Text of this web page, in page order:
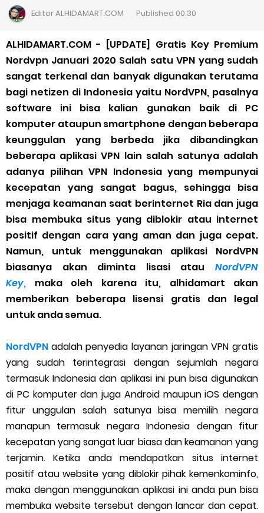
Cara Daftar Goshop agar Cepat Diterima
Apa itu Grab Saap? Layanan Antri Online Terbaru Dari Grab
Cara Jitu Mendapat Voucher Gojek Gratis
Cara Ping DNS Server Gojek Gopartner
Cara Mudah Melihat Nomor Shopeepay Sendiri dan Orang Lain
7 Cara Mudah Top Up Grab untuk Driver
5 Versi Map Paling Gacor Untuk Ojek Online
Penyebab dan Cara Memulihkan Akun Gojek Dibekukan
Cara Menghitung Penghasilan Grab Sesuai dengan Orderan
Cara Menggunakan Paket Telkomsel Mitra Gojek
5 Cara Top Up InDriver dengan Mudah
10 Cara Jitu Autobid Untuk Lala Motor dan Mobil 2023
Batas Saldo Untuk Akun Gopay Biasa dan Upgrade
Cara Mudah Melihat QR dan Barcode Shopeepay
Enroute Drop: Arti dan Penjelasan Resi Gosend
Cara Transfer Gopay ke Shopeepay Tanpa Potongan
Cara Ping Server Shopee Food 2022
EditorALHIDAMART.COM Published 00.30
ALHIDAMART.COM - [UPDATE] Gratis Key Premium
Nordvpn Januari 2020 Salah satu VPN yang sudah
sangat terkenal dan banyak digunakan terutama
bagi netizen di Indonesia yaitu NordVPN, pasalnya
software ini bisa kalian gunakan baik di PC
komputer ataupun smartphone dengan beberapa
keunggulan yang berbeda jika dibandingkan
beberapa aplikasi VPN lain salah satunya adalah
adanya pilihan VPN Indonesia yang mempunyai
kecepatan yang sangat bagus, sehingga bisa
menjaga keamanan saat berinternet Ria dan juga
bisa membuka situs yang diblokir atau internet
positif dengan cara yang aman dan juga cepat.
Namun, untuk menggunakan aplikasi NordVPN
biasanya akan diminta lisasi atau NordVPN
Key, maka oleh karena itu, alhidamart akan
memberikan beberapa lisensi gratis dan legal
untuk anda semua.
NordVPN adalah penyedia layanan jaringan VPN gratis
yang sudah terintegrasi dengan sejumlah negara
termasuk Indonesia dan aplikasi ini pun bisa digunakan
di PC komputer dan juga Android maupun iOS dengan
fitur unggulan salah satunya bisa memilih negara
manapun termasuk negara Indonesia dengan fitur
kecepatan yang sangat luar biasa dan keamanan yang
terjamin. Ketika anda mendapatkan situs internet
positif atau website yang diblokir pihak kemenkominfo,
maka dengan menggunakan aplikasi ini anda pun bisa
membuka website tersebut dengan lancar dan cepat.